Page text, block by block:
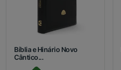
Bíblia e Hinário Novo
Cântico...